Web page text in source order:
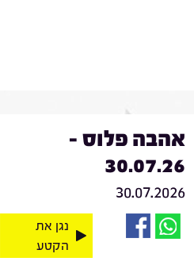
אהבה פלוס -
30.07.26
30.07.2026
נגן את
הקטע